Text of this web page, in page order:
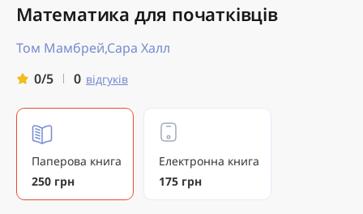
Математика для початківців
Том Мамбрей,Сара Халл
0/5
0 відгуків
Паперова книга
250 грн
Електронна книга
175 грн